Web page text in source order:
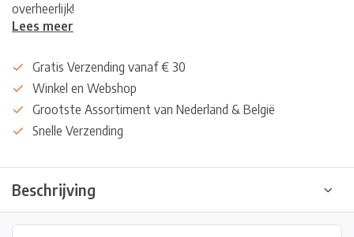
overheerlijk!
Lees meer
Gratis Verzending vanaf € 30
Winkel en Webshop
Grootste Assortiment van Nederland & België
Snelle Verzending
Beschrijving